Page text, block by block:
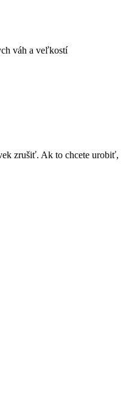
váh a veľkostí
zrušiť. Ak to chcete urobiť,